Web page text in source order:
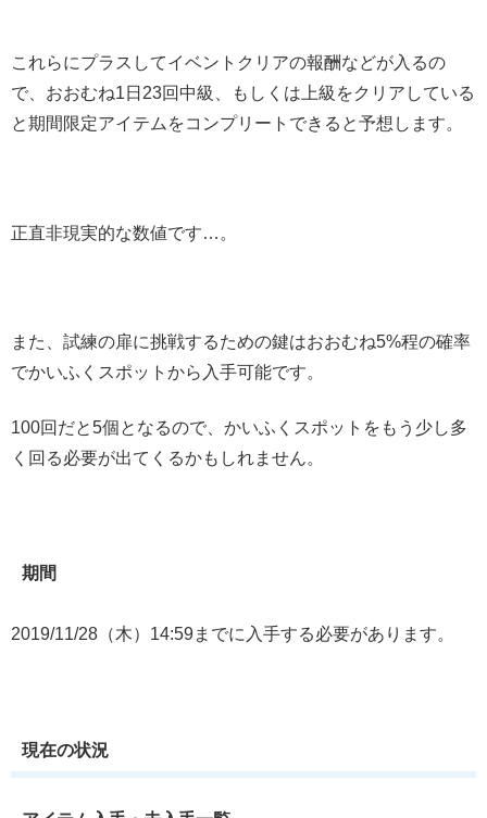
これらにプラスしてイベントクリアの報酬などが入るの
で、おおむね1日23回中級、もしくは上級をクリアしている
と期間限定アイテムをコンプリートできると予想します。
正直非現実的な数値です…。
また、試練の扉に挑戦するための鍵はおおむね5%程の確率
でかいふくスポットから入手可能です。
100回だと5個となるので、かいふくスポットをもう少し多
く回る必要が出てくるかもしれません。
期間
2019/11/28（木）14:59までに入手する必要があります。
現在の状況